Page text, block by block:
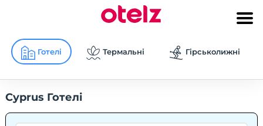
Готелі Термальні Гірськолижні
Cyprus Готелі